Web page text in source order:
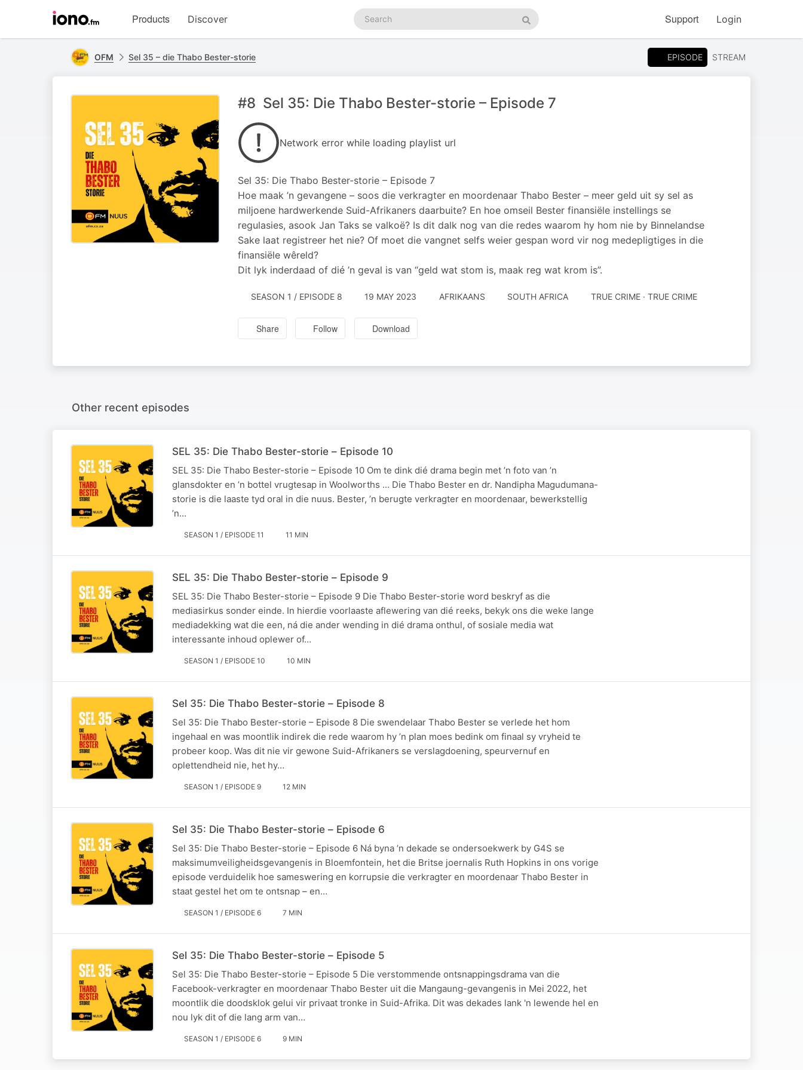
homepage
Products Discover
Search
podcasts
Search
Support Login
OFM Sel 35 – die Thabo Bester-storie EPISODE STREAM
#8 Sel 35: Die Thabo Bester-storie – Episode 7
Network error while loading playlist url
Sel 35: Die Thabo Bester-storie – Episode 7
Hoe maak ’n gevangene – soos die verkragter en moordenaar Thabo Bester – meer geld uit sy sel as
miljoene hardwerkende Suid-Afrikaners daarbuite? En hoe omseil Bester finansiële instellings se
regulasies, asook Jan Taks se valkoë? Is dit dalk nog van die redes waarom hy hom nie by Binnelandse
Sake laat registreer het nie? Of moet die vangnet selfs weier gespan word vir nog medepligtiges in die
finansiële wêreld?
Dit lyk inderdaad of dié ’n geval is van “geld wat stom is, maak reg wat krom is”.
SEASON 1 / EPISODE 8 19 MAY 2023 AFRIKAANS SOUTH AFRICA TRUE CRIME · TRUE CRIME
Share Follow Download
Other recent episodes
SEL 35: Die Thabo Bester-storie – Episode 10
SEL 35: Die Thabo Bester-storie – Episode 10 Om te dink dié drama begin met ’n foto van ’n
glansdokter en ’n bottel vrugtesap in Woolworths ... Die Thabo Bester en dr. Nandipha Magudumana-
storie is die laaste tyd oral in die nuus. Bester, ’n berugte verkragter en moordenaar, bewerkstellig
’n…
SEASON 1 / EPISODE 11 11 MIN
SEL 35: Die Thabo Bester-storie – Episode 9
SEL 35: Die Thabo Bester-storie – Episode 9 Die Thabo Bester-storie word beskryf as die
mediasirkus sonder einde. In hierdie voorlaaste aflewering van dié reeks, bekyk ons die weke lange
mediadekking wat die een, ná die ander wending in dié drama onthul, of sosiale media wat
interessante inhoud oplewer of…
SEASON 1 / EPISODE 10 10 MIN
Sel 35: Die Thabo Bester-storie – Episode 8
Sel 35: Die Thabo Bester-storie – Episode 8 Die swendelaar Thabo Bester se verlede het hom
ingehaal en was moontlik indirek die rede waarom hy ’n plan moes bedink om finaal sy vryheid te
probeer koop. Was dit nie vir gewone Suid-Afrikaners se verslagdoening, speurvernuf en
oplettendheid nie, het hy…
SEASON 1 / EPISODE 9 12 MIN
Sel 35: Die Thabo Bester-storie – Episode 6
Sel 35: Die Thabo Bester-storie – Episode 6 Ná byna ’n dekade se ondersoekwerk by G4S se
maksimumveiligheidsgevangenis in Bloemfontein, het die Britse joernalis Ruth Hopkins in ons vorige
episode verduidelik hoe sameswering en korrupsie die verkragter en moordenaar Thabo Bester in
staat gestel het om te ontsnap – en…
SEASON 1 / EPISODE 6 7 MIN
Sel 35: Die Thabo Bester-storie – Episode 5
Sel 35: Die Thabo Bester-storie – Episode 5 Die verstommende ontsnappingsdrama van die
Facebook-verkragter en moordenaar Thabo Bester uit die Mangaung-gevangenis in Mei 2022, het
moontlik die doodsklok gelui vir privaat tronke in Suid-Afrika. Dit was dekades lank 'n lewende hel en
nou lyk dit of die lang arm van…
SEASON 1 / EPISODE 6 9 MIN